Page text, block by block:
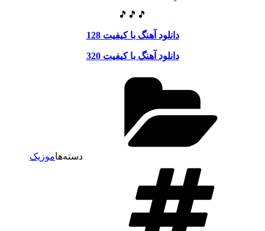
🎵🎵🎵
دانلود آهنگ با کیفیت 128
دانلود آهنگ با کیفیت 320
دسته‌هاموزیک